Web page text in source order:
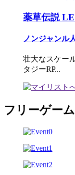
薬草伝説
ノンジャンル
壮大なスケー
タジーRP...
フリーゲー